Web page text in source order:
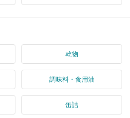
乾物
調味料・食用油
缶詰